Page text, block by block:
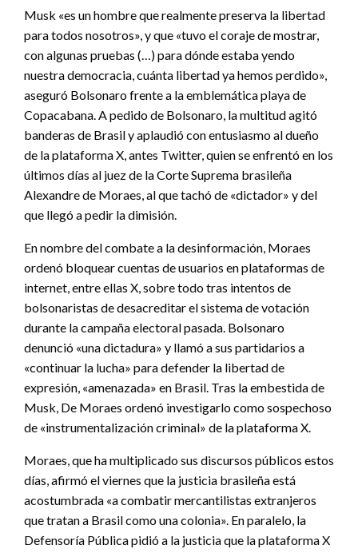
Musk «es un hombre que realmente preserva la libertad
para todos nosotros», y que «tuvo el coraje de mostrar,
con algunas pruebas (…) para dónde estaba yendo
nuestra democracia, cuánta libertad ya hemos perdido»,
aseguró Bolsonaro frente a la emblemática playa de
Copacabana. A pedido de Bolsonaro, la multitud agitó
banderas de Brasil y aplaudió con entusiasmo al dueño
de la plataforma X, antes Twitter, quien se enfrentó en los
últimos días al juez de la Corte Suprema brasileña
Alexandre de Moraes, al que tachó de «dictador» y del
que llegó a pedir la dimisión.
En nombre del combate a la desinformación, Moraes
ordenó bloquear cuentas de usuarios en plataformas de
internet, entre ellas X, sobre todo tras intentos de
bolsonaristas de desacreditar el sistema de votación
durante la campaña electoral pasada. Bolsonaro
denunció «una dictadura» y llamó a sus partidarios a
«continuar la lucha» para defender la libertad de
expresión, «amenazada» en Brasil. Tras la embestida de
Musk, De Moraes ordenó investigarlo como sospechoso
de «instrumentalización criminal» de la plataforma X.
Moraes, que ha multiplicado sus discursos públicos estos
días, afirmó el viernes que la justicia brasileña está
acostumbrada «a combatir mercantilistas extranjeros
que tratan a Brasil como una colonia». En paralelo, la
Defensoría Pública pidió a la justicia que la plataforma X